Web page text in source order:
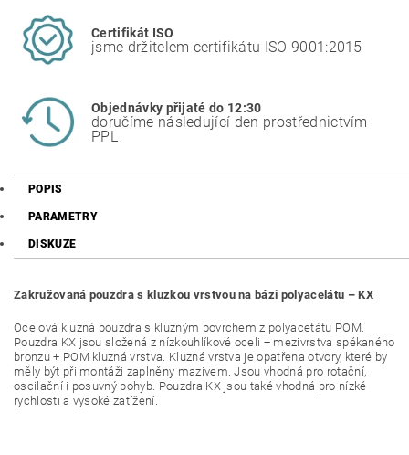
Certifikát ISO
jsme držitelem certifikátu ISO 9001:2015
Objednávky přijaté do 12:30
doručíme následující den prostřednictvím
PPL
POPIS
PARAMETRY
DISKUZE
Zakružovaná pouzdra s kluzkou vrstvou na bázi polyacelátu – KX
Ocelová kluzná pouzdra s kluzným povrchem z polyacetátu POM.
Pouzdra KX jsou složená z nízkouhlíkové oceli + mezivrstva spékaného
bronzu + POM kluzná vrstva. Kluzná vrstva je opatřena otvory, které by
měly být při montáži zaplněny mazivem. Jsou vhodná pro rotační,
oscilační i posuvný pohyb. Pouzdra KX jsou také vhodná pro nízké
rychlosti a vysoké zatížení.